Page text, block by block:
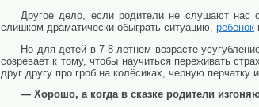
Другое дело, если родители не слушают нас
слишком драматически обыграть ситуацию, ребенок
Но для детей в 7-8-летнем возрасте
созревает к тому, чтобы научиться переживать
друг другу про гроб на колёсиках, черную перчатку и
— Хорошо, а когда в сказке родители